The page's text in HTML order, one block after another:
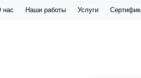
нас Наши работы Услуги